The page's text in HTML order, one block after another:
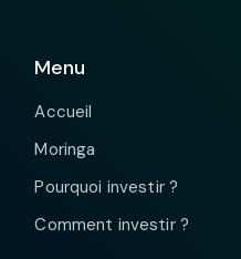
Menu
Accueil
Moringa
Pourquoi investir ?
Comment investir ?